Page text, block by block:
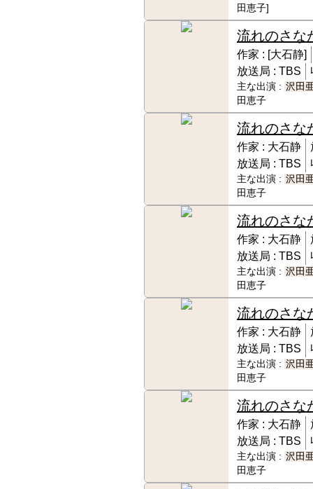
田恵子]
流れのさな
作家 : [大石静]
放送局 : TBS
主な出演 : 沢田
田恵子
流れのさな
作家 : 大石静
放送局 : TBS
主な出演 : 沢田
田恵子
流れのさな
作家 : 大石静
放送局 : TBS
主な出演 : 沢田
田恵子
流れのさな
作家 : 大石静
放送局 : TBS
主な出演 : 沢田
田恵子
流れのさな
作家 : 大石静
放送局 : TBS
主な出演 : 沢田
田恵子